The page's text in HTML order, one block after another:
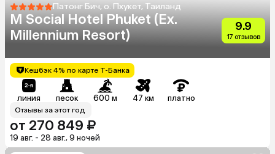
Патонг Бич, о. Пхукет, Таиланд
M Social Hotel Phuket (Ex.
Millennium Resort)
9.9
17 отзывов
Кешбэк 4% по карте Т-Банка
линия песок 600 м 47 км платно
Отзывы за этот год
от 270 849 ₽
19 авг. - 28 авг., 9 ночей